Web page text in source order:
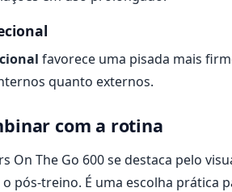
favorece uma pisada mais
quanto externos.
com a rotina
On The Go 600 se destaca pelo
pós-treino. É uma escolha